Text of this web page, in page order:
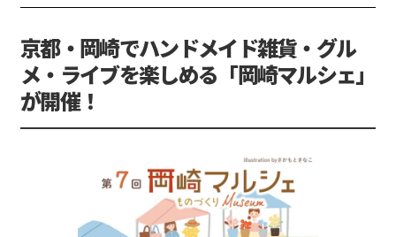
京都・岡崎でハンドメイド雑貨・グル
メ・ライブを楽しめる「岡崎マルシェ」
が開催！